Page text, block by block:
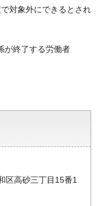
対象外にできるとされ
が終了する労働者
区高砂三丁目15番1